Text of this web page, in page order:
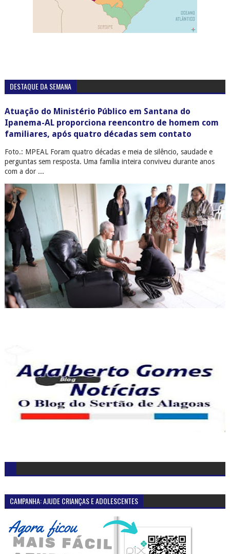
DESTAQUE DA SEMANA
Atuação do Ministério Público em Santana do
Ipanema-AL proporciona reencontro de homem com
familiares, após quatro décadas sem contato
Foto.: MPEAL Foram quatro décadas e meia de silêncio, saudade e
perguntas sem resposta. Uma família inteira conviveu durante anos
com a dor ...
CAMPANHA: AJUDE CRIANÇAS E ADOLESCENTES